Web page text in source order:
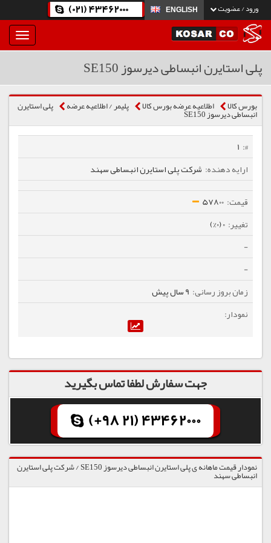
ورود / عضویت ENGLISH
(021) 43462000
بار
و
پلی استایرن انبساطی دیرسوز SE150
بورس کالا اطلاعیه عرضه بورس کالا پلیمر / اطلاعیه عرضه پلی استایرن
انبساطی دیرسوز SE150
1
شرکت پلی استایرن انبساطی سهند
57800
0 (0%)
-
-
9 سال پیش
جهت سفارش لطفا تماس بگیرید
(+98 21) 43462000
نمودار قیمت ماهانه ی پلی استایرن انبساطی دیرسوز SE150 / شرکت پلی استایرن
انبساطی سهند